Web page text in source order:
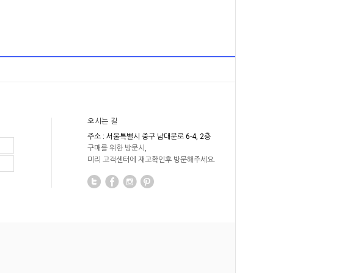
오시는 길
주소 : 서울특별시 중구 남대문로 6-4, 2층
구매를 위한 방문시,
미리 고객센터에 재고확인후 방문해주세요.